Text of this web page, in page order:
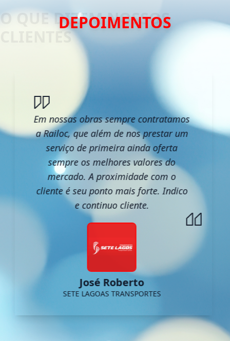
DEPOIMENTOS
Em nossas obras sempre contratamos
a Railoc, que além de nos prestar um
serviço de primeira ainda oferta
sempre os melhores valores do
mercado. A proximidade com o
cliente é seu ponto mais forte. Indico
e continuo cliente.
José Roberto
SETE LAGOAS TRANSPORTES